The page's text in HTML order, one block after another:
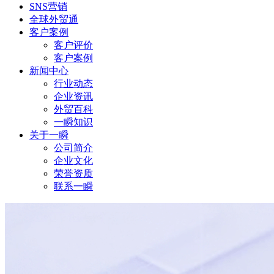
SNS营销
全球外贸通
客户案例
客户评价
客户案例
新闻中心
行业动态
企业资讯
外贸百科
一瞬知识
关于一瞬
公司简介
企业文化
荣誉资质
联系一瞬